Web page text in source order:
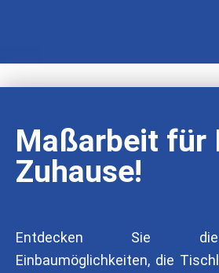
Maßarbeit für
Zuhause!
Entdecken Sie die
Einbaumöglichkeiten, die